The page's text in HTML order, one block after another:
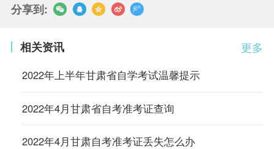
分享到:
更多
相关资讯
2022年上半年甘肃省自学考试温馨提示
2022年4月甘肃省自考准考证查询
2022年4月甘肃自考准考证丢失怎么办